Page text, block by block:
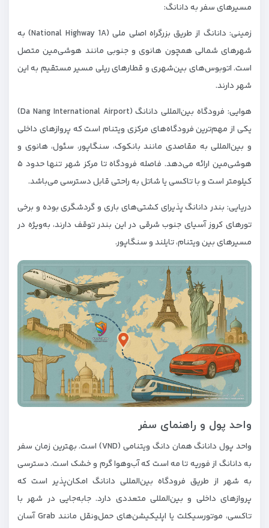
مسیرهای سفر به دانانگ:
زمینی: دانانگ از طریق بزرگراه اصلی ملی (National Highway 1A) به
شهرهای شمالی همچون هانوی و جنوبی مانند هو‌شی‌مین متصل
است. اتوبوس‌های بین‌شهری و قطارهای ریلی مسیر مستقیم به این
شهر دارند.
هوایی: فرودگاه بین‌المللی دانانگ (Da Nang International Airport)
یکی از مهم‌ترین فرودگاه‌های مرکزی ویتنام است که پروازهای داخلی
و بین‌المللی به مقاصدی مانند بانکوک، سنگاپور، سئول، هانوی و
هو‌شی‌مین ارائه می‌دهد. فاصله فرودگاه تا مرکز شهر تنها حدود ۵
کیلومتر است و با تاکسی یا شاتل به راحتی قابل دسترسی می‌باشد.
دریایی: بندر دانانگ پذیرای کشتی‌های باری و گردشگری بوده و برخی
تورهای کروز آسیای جنوب شرقی در این بندر توقف دارند، به‌ویژه در
مسیرهای بین ویتنام، تایلند و سنگاپور.
واحد پول و راهنمای سفر
واحد پول دانانگ همان دانگ ویتنامی (VND) است. بهترین زمان سفر
به دانانگ از فوریه تا مه است که آب‌وهوا گرم و خشک است. دسترسی
به شهر از طریق فرودگاه بین‌المللی دانانگ امکان‌پذیر است که
پروازهای داخلی و بین‌المللی متعددی دارد. جابه‌جایی در شهر با
تاکسی، موتورسیکلت یا اپلیکیشن‌های حمل‌ونقل مانند Grab آسان